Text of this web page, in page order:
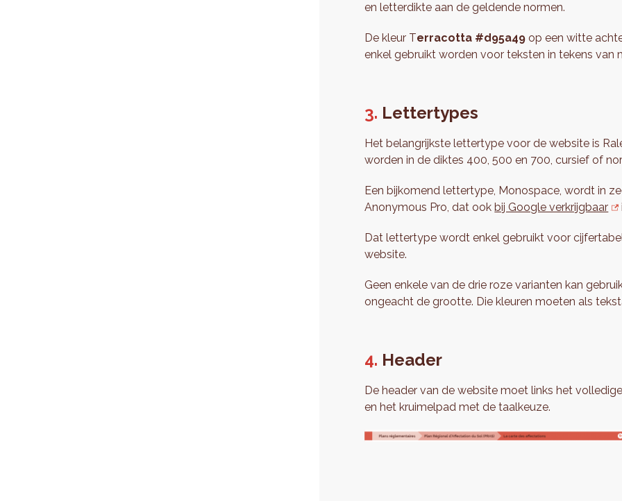
en letterdikte aan de geldende normen.
De kleur Terracotta #d95a49 op een witte
enkel gebruikt worden voor teksten in tekens van
Lettertypes
Het belangrijkste lettertype voor de website is
worden in de diktes 400, 500 en 700, cursief of
Een bijkomend lettertype, Monospace, wordt in
Anonymous Pro, dat ookbij Google verkrijgbaar
Dat lettertype wordt enkel gebruikt voor
website.
Geen enkele van de drie roze varianten kan
ongeacht de grootte. Die kleuren moeten als
Header
De header van de website moet links het
en het kruimelpad met de taalkeuze.